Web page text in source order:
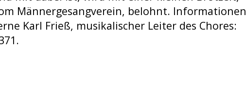
Männergesangverein, belohnt. Informationen
Karl Frieß, musikalischer Leiter des Chores: